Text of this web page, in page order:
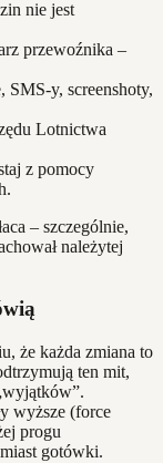
nie jest
przewoźnika –
SMS-y, screenshoty,
Lotnictwa
z pomocy
– szczególnie,
należytej
że każda zmiana to
ten mit,
wyższe (force
progu
gotówki.